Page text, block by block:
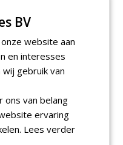
kwekers
2026
zien hoe leifruit
tuinen
2026
planten
Appeltern
BV
website aan
en interesses
gebruik van
ons van belang
ervaring
Lees verder